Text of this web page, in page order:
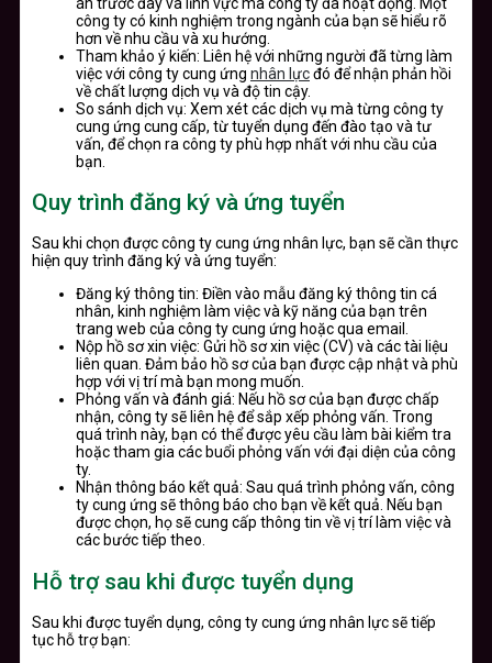
công ty có kinh nghiệm trong ngành của bạn sẽ hiểu rõ
hơn về nhu cầu và xu hướng.
Tham khảo ý kiến: Liên hệ với những người đã từng làm
việc với công ty cung ứng nhân lựcđó để nhận phản hồi
về chất lượng dịch vụ và độ tin cậy.
So sánh dịch vụ: Xem xét các dịch vụ mà từng công ty
cung ứng cung cấp, từ tuyển dụng đến đào tạo và tư
vấn, để chọn ra công ty phù hợp nhất với nhu cầu của
bạn.
Quy trình đăng ký và ứng tuyển
Sau khi chọn được công ty cung ứng nhân lực, bạn sẽ cần thực
hiện quy trình đăng ký và ứng tuyển:
Đăng ký thông tin: Điền vào mẫu đăng ký thông tin cá
nhân, kinh nghiệm làm việc và kỹ năng của bạn trên
trang web của công ty cung ứng hoặc qua email.
Nộp hồ sơ xin việc: Gửi hồ sơ xin việc (CV) và các tài liệu
liên quan. Đảm bảo hồ sơ của bạn được cập nhật và phù
hợp với vị trí mà bạn mong muốn.
Phỏng vấn và đánh giá: Nếu hồ sơ của bạn được chấp
nhận, công ty sẽ liên hệ để sắp xếp phỏng vấn. Trong
quá trình này, bạn có thể được yêu cầu làm bài kiểm tra
hoặc tham gia các buổi phỏng vấn với đại diện của công
ty.
Nhận thông báo kết quả: Sau quá trình phỏng vấn, công
ty cung ứng sẽ thông báo cho bạn về kết quả. Nếu bạn
được chọn, họ sẽ cung cấp thông tin về vị trí làm việc và
các bước tiếp theo.
Hỗ trợ sau khi được tuyển dụng
Sau khi được tuyển dụng, công ty cung ứng nhân lực sẽ tiếp
tục hỗ trợ bạn: